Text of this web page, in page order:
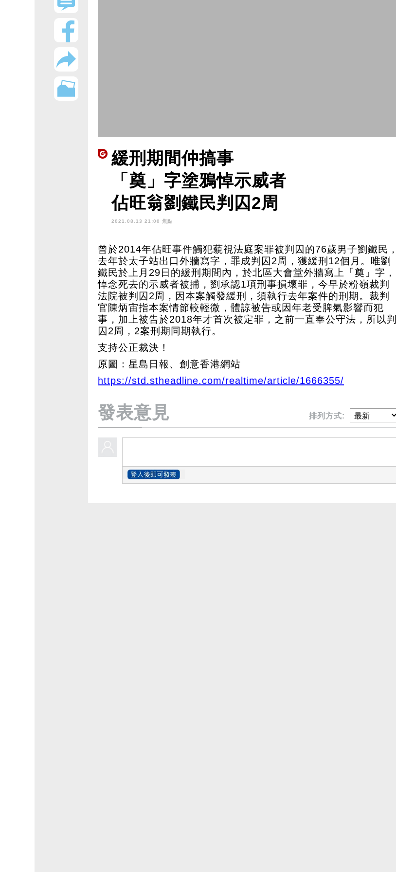
緩刑期間仲搞事
「奠」字塗鴉悼示威者
佔旺翁劉鐵民判囚2周
2021.08.13 21:00 焦點
曾於2014年佔旺事件觸犯藐視法庭案罪被判囚的76歲男子劉鐵民，
去年於太子站出口外牆寫字，罪成判囚2周，獲緩刑12個月。唯劉
鐵民於上月29日的緩刑期間內，於北區大會堂外牆寫上「奠」字，
悼念死去的示威者被捕，劉承認1項刑事損壞罪，今早於粉嶺裁判
法院被判囚2周，因本案觸發緩刑，須執行去年案件的刑期。裁判
官陳炳宙指本案情節較輕微，體諒被告或因年老受脾氣影響而犯
事，加上被告於2018年才首次被定罪，之前一直奉公守法，所以判
囚2周，2案刑期同期執行。
支持公正裁決！
原圖：星島日報、創意香港網站
https://std.stheadline.com/realtime/article/1666355/
發表意見 排列方式: